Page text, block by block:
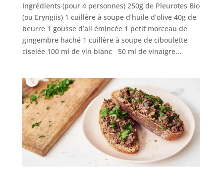
Ingrédients (pour 4 personnes) 250g de Pleurotes Bio
(ou Eryngiis) 1 cuillère à soupe d’huile d’olive 40g de
beurre 1 gousse d’ail émincée 1 petit morceau de
gingembre haché 1 cuillère à soupe de ciboulette
ciselée 100 ml de vin blanc 50 ml de vinaigre...